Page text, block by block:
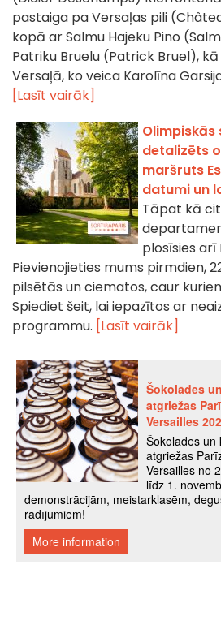
pastaiga pa Versaļas pili
kopā ar Salmu Hajeku Pino
Patriku Bruelu (Patrick Bruel),
Versaļā, ko veica Karolīna
[Lasīt vairāk]
Olimpiskās
detalizēts
maršruts
datumi un
Tāpat kā
plosīsies arī
Pievienojieties mums pirmdien,
pilsētās un ciematos, caur
Spiediet šeit, lai iepazītos ar
programmu. [Lasīt vairāk]